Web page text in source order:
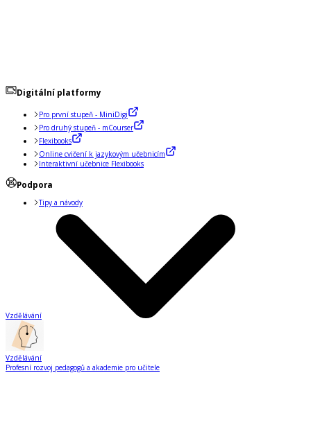
Digitální platformy
Pro první stupeň - MiniDigi
Pro druhý stupeň - mCourser
Flexibooks
Online cvičení k jazykovým učebnicím
Interaktivní učebnice Flexibooks
Podpora
Tipy a návody
Vzdělávání
Vzdělávání
Profesní rozvoj pedagogů a akademie pro učitele